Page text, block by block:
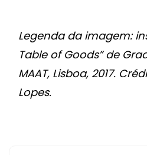
Legenda da imagem:
Table of Goods” de
MAAT, Lisboa, 2017.
Lopes.